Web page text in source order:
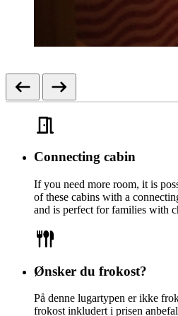
Connecting cabin
If you need more room, it is
of these cabins with a
and is perfect for families with
Ønsker du frokost?
På denne lugartypen er ikke
frokost inkludert i prisen